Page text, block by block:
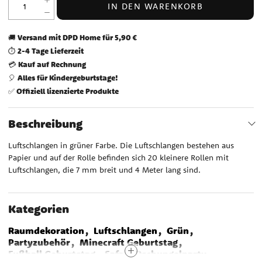
IN DEN WARENKORB
🚚 Versand mit DPD Home für 5,90 €
⏱️ 2-4 Tage Lieferzeit
💳Kauf auf Rechnung
🎈 Alles für Kindergeburtstage!
✅Offiziell lizenzierte Produkte
Beschreibung
Luftschlangen in grüner Farbe. Die Luftschlangen bestehen aus
Papier und auf der Rolle befinden sich 20 kleinere Rollen mit
Luftschlangen, die 7 mm breit und 4 Meter lang sind.
Kategorien
Raumdekoration Luftschlangen
Grün
Partyzubehör
Minecraft Geburtstag
Fußball Geburtstag
Safari-Dschungelparty